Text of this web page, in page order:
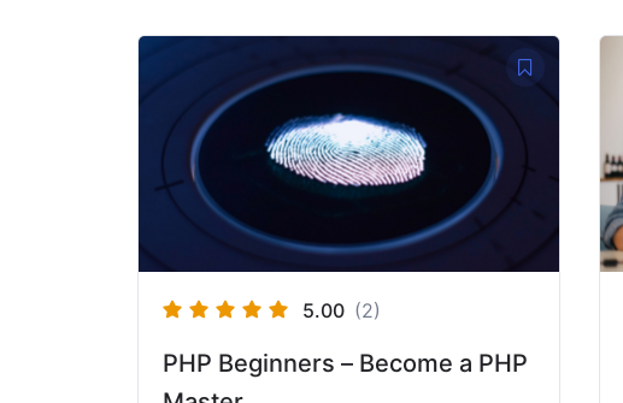
5.00 (2)
PHP Beginners – Become a PHP